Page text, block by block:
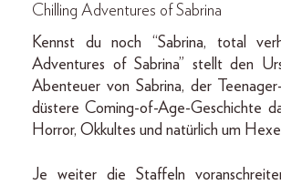
Chilling Adventures of Sabrina
Kennst du noch “Sabrina, total
Adventures of Sabrina” stellt den
Abenteuer von Sabrina, der
düstere Coming-of-Age-Geschichte
Horror, Okkultes und natürlich um
Je weiter die Staffeln